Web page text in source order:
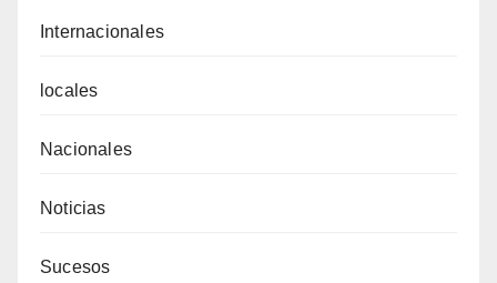
Internacionales
locales
Nacionales
Noticias
Sucesos